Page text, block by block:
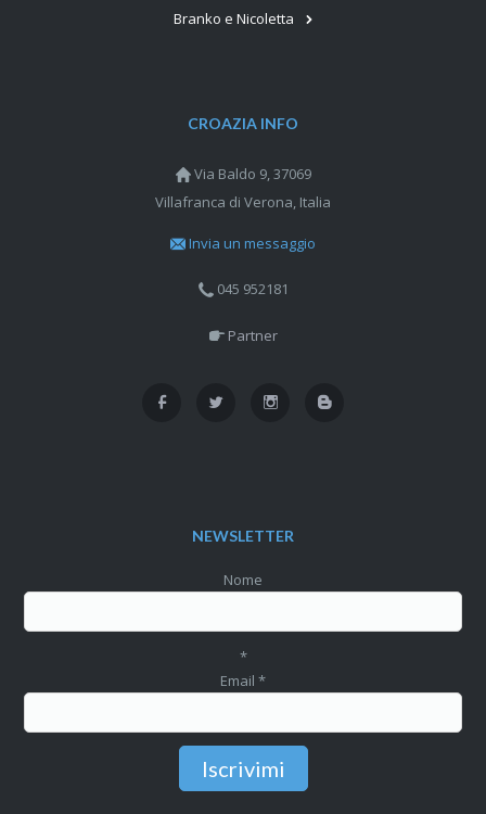
Branko e Nicoletta
CROAZIA INFO
Via Baldo 9, 37069
Villafranca di Verona, Italia
Invia un messaggio
045 952181
Partner
NEWSLETTER
Nome
*
Email *